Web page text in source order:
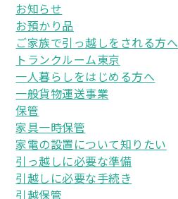
お知らせ
お預かり品
ご家族で引っ越しをされる方へ
トランクルーム東京
一人暮らしをはじめる方へ
一般貨物運送事業
保管
家具一時保管
家電の設置について知りたい
引っ越しに必要な準備
引越しに必要な手続き
引越保管